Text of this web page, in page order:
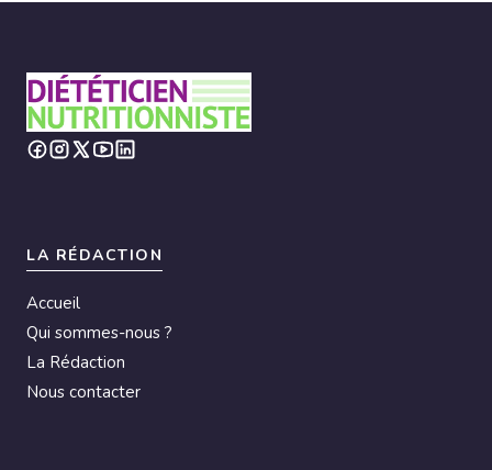
LA RÉDACTION
Accueil
Qui sommes-nous ?
La Rédaction
Nous contacter